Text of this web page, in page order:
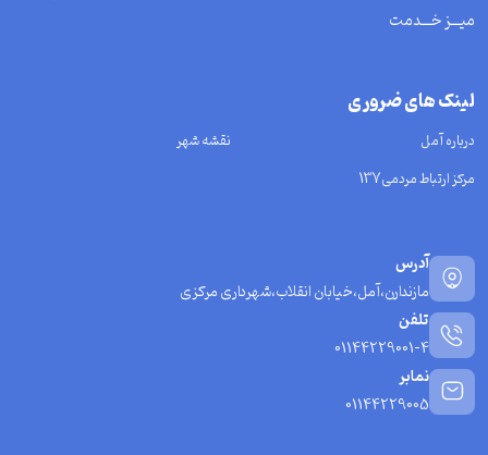
میـــز خـــدمت
لینک های ضروری
درباره آمل
نقشه شهر
مرکز ارتباط مردمی137
آدرس
مازندارن،آمل،خیابان انقلاب،شهرداری مرکزی
تلفن
01144229001-4
نمابر
01144229005